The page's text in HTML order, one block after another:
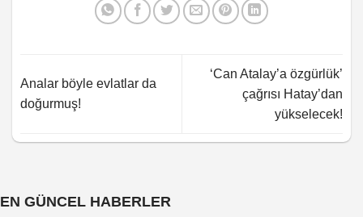
Analar böyle evlatlar da
doğurmuş!
‘Can Atalay’a özgürlük’
çağrısı Hatay’dan
yükselecek!
EN GÜNCEL HABERLER